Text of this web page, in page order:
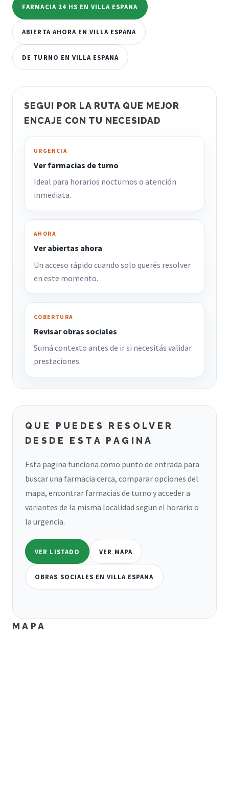
FARMACIA 24 HS EN VILLA ESPANA
ABIERTA AHORA EN VILLA ESPANA
DE TURNO EN VILLA ESPANA
SEGUI POR LA RUTA QUE MEJOR
ENCAJE CON TU NECESIDAD
URGENCIA
Ver farmacias de turno
Ideal para horarios nocturnos o atención
inmediata.
AHORA
Ver abiertas ahora
Un acceso rápido cuando solo querés resolver
en este momento.
COBERTURA
Revisar obras sociales
Sumá contexto antes de ir si necesitás validar
prestaciones.
QUE PUEDES RESOLVER
DESDE ESTA PAGINA
Esta pagina funciona como punto de entrada para
buscar una farmacia cerca, comparar opciones del
mapa, encontrar farmacias de turno y acceder a
variantes de la misma localidad segun el horario o
la urgencia.
VER LISTADO VER MAPA
OBRAS SOCIALES EN VILLA ESPANA
MAPA